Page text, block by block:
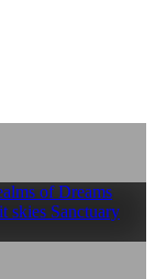
of Dreams
skies Sanctuary